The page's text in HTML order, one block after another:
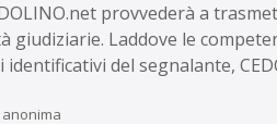
provvederà a
giudiziarie. Laddove le
del segnalante,